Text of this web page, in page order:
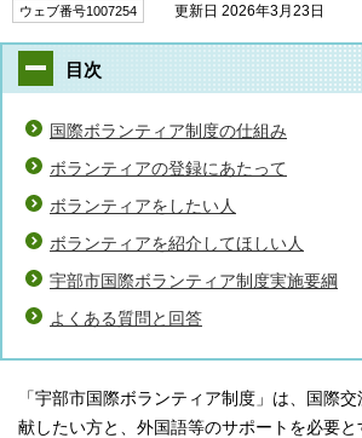
ウェブ番号1007254 更新日 2026年3月23日
目次
国際ボランティア制度の仕組み
ボランティアの登録にあたって
ボランティアをしたい人
ボランティアを紹介してほしい人
宇部市国際ボランティア制度実施要綱
よくある質問と回答
「宇部市国際ボランティア制度」は、国際
献したい方と、外国語等のサポートを必要